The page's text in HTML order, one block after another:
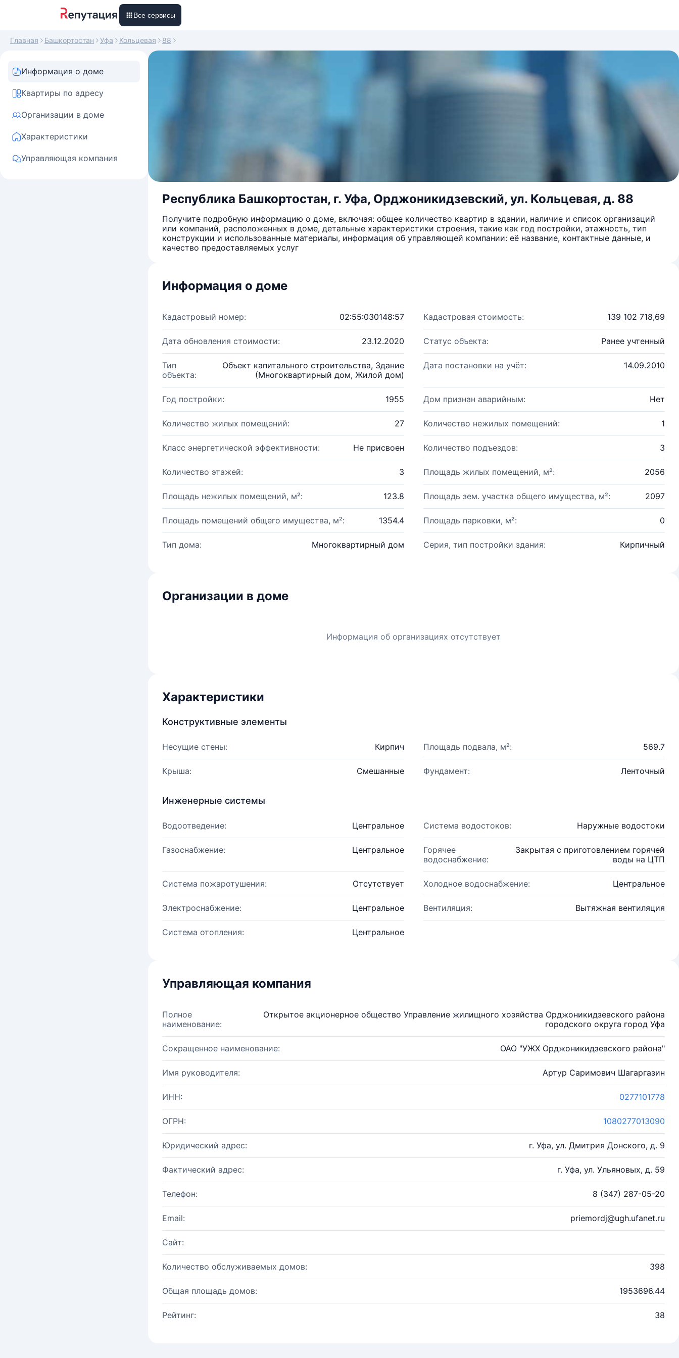
Все сервисы
Главная Башкортостан Уфа Кольцевая 88
Информация о доме
Квартиры по адресу
Организации в доме
Характеристики
Управляющая компания
Республика Башкортостан, г. Уфа, Орджоникидзевский, ул. Кольцевая, д. 88
Получите подробную информацию о доме, включая: общее количество квартир в здании, наличие и список организаций
или компаний, расположенных в доме, детальные характеристики строения, такие как год постройки, этажность, тип
конструкции и использованные материалы, информация об управляющей компании: её название, контактные данные, и
качество предоставляемых услуг
Информация о доме
Кадастровый номер: 02:55:030148:57 Кадастровая стоимость: 139 102 718,69
Дата обновления стоимости: 23.12.2020 Статус объекта: Ранее учтенный
Тип
объекта:
Объект капитального строительства, Здание
(Многоквартирный дом, Жилой дом)
Дата постановки на учёт: 14.09.2010
Год постройки: 1955 Дом признан аварийным: Нет
Количество жилых помещений: 27 Количество нежилых помещений: 1
Класс энергетической эффективности: Не присвоен Количество подъездов: 3
Количество этажей: 3 Площадь жилых помещений, м²: 2056
Площадь нежилых помещений, м²: 123.8 Площадь зем. участка общего имущества, м²: 2097
Площадь помещений общего имущества, м²: 1354.4 Площадь парковки, м²: 0
Тип дома: Многоквартирный дом Серия, тип постройки здания: Кирпичный
Организации в доме
Информация об организациях отсутствует
Характеристики
Конструктивные элементы
Несущие стены: Кирпич Площадь подвала, м²: 569.7
Крыша: Смешанные Фундамент: Ленточный
Инженерные системы
Водоотведение: Центральное Система водостоков: Наружные водостоки
Газоснабжение: Центральное
Горячее
водоснабжение:
Закрытая с приготовлением горячей
воды на ЦТП
Система пожаротушения: Отсутствует Холодное водоснабжение: Центральное
Электроснабжение: Центральное Вентиляция: Вытяжная вентиляция
Система отопления: Центральное
Управляющая компания
Полное
наименование:
Открытое акционерное общество Управление жилищного хозяйства Орджоникидзевского района
городского округа город Уфа
Сокращенное наименование: ОАО "УЖХ Орджоникидзевского района"
Имя руководителя: Артур Саримович Шагаргазин
ИНН: 0277101778
ОГРН: 1080277013090
Юридический адрес: г. Уфа, ул. Дмитрия Донского, д. 9
Фактический адрес: г. Уфа, ул. Ульяновых, д. 59
Телефон: 8 (347) 287-05-20
Email: priemordj@ugh.ufanet.ru
Сайт:
Количество обслуживаемых домов: 398
Общая площадь домов: 1953696.44
Рейтинг: 38